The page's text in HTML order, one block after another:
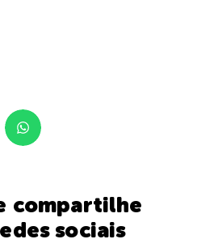
compartilhe
sociais